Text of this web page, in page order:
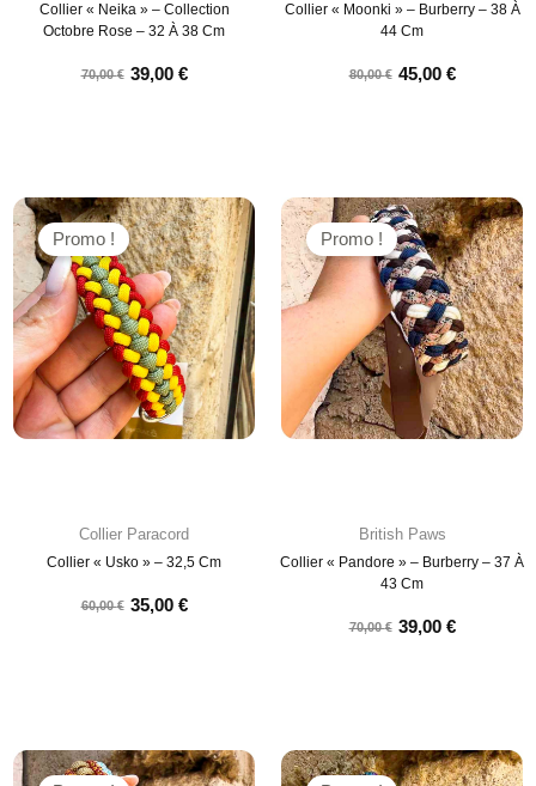
Collier « Neika » – Collection
Octobre Rose – 32 À 38 Cm
70,00€ 39,00 €
Collier « Moonki » – Burberry – 38 À
44 Cm
80,00€ 45,00 €
Collier Paracord
Collier « Usko » – 32,5 Cm
60,00€ 35,00 €
Promo !
British Paws
Collier « Pandore » – Burberry – 37 À
43 Cm
70,00€ 39,00 €
Promo !